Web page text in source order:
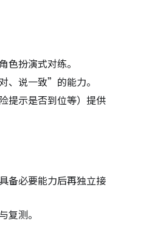
扮演式对练。
、说一致”的能力。
提示是否到位等）提供
备必要能力后再独立接
复测。